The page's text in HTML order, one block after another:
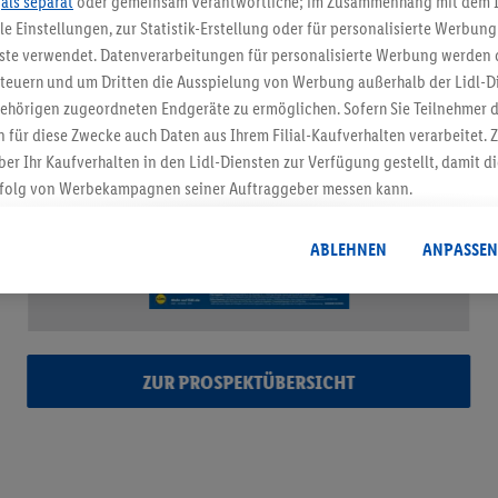
ZUR PROSPEKTÜBERSICHT
Einstellungen, zur Statistik-Erstellung oder für personalisierte
verwendet. Datenverarbeitungen für personalisierte Werbung werden
und um Dritten die Ausspielung von Werbung außerhalb der Lidl-
zugeordneten Endgeräte zu ermöglichen. Sofern Sie Teilnehmer
für diese Zwecke auch Daten aus Ihrem Filial-Kaufverhalten verarbeitet.
Ihr Kaufverhalten in den Lidl-Diensten zur Verfügung gestellt, damit
von Werbekampagnen seiner Auftraggeber messen kann.
Dies umfasst die Zusammenführung von Daten (z.B. über Ihre Nutzung
Diensten, Informationen aus Ihrem Kundenkonto - z.B. Alter oder
über verschiedene Endgeräte und Lidl-Dienste hinweg
zur Zielgruppenforschung, zur Entwicklung von Angeboten sowie
dieser Werbeausspielungen.
ABLEHNEN ANPASSEN